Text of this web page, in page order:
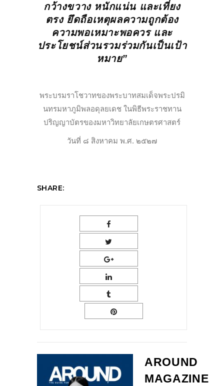
กว้างขวาง หนักแน่น และเที่ยง
ตรง ยึดถือเหตุผลความถูกต้อง
ความพอเหมาะพอควร และ
ประโยชน์ส่วนรวมร่วมกันเป็นเป้า
หมาย”
พระบรมราโชวาทของพระบาทสมเด็จพระปรมิ
นทรมหาภูมิพลอดุลยเดช ในพิธีพระราชทาน
ปริญญาบัตรของมหาวิทยาลัยเกษตรศาสตร์
วันที่ ๘ สิงหาคม พ.ศ. ๒๕๒๗
SHARE:
AROUND
MAGAZINE